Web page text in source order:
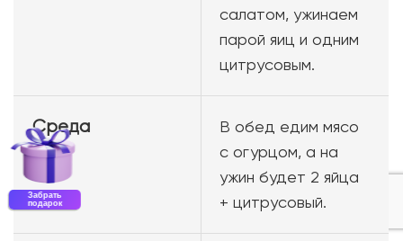
салатом, ужинаем
парой яиц и одним
цитрусовым.
Среда
В обед едим мясо
с огурцом, а на
ужин будет 2 яйца
+ цитрусовый.
Забрать
подарок